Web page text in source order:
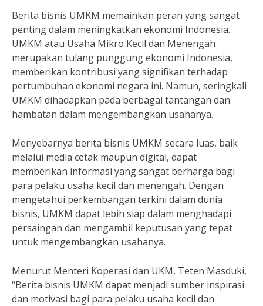
Berita bisnis UMKM memainkan peran yang sangat
penting dalam meningkatkan ekonomi Indonesia.
UMKM atau Usaha Mikro Kecil dan Menengah
merupakan tulang punggung ekonomi Indonesia,
memberikan kontribusi yang signifikan terhadap
pertumbuhan ekonomi negara ini. Namun, seringkali
UMKM dihadapkan pada berbagai tantangan dan
hambatan dalam mengembangkan usahanya.
Menyebarnya berita bisnis UMKM secara luas, baik
melalui media cetak maupun digital, dapat
memberikan informasi yang sangat berharga bagi
para pelaku usaha kecil dan menengah. Dengan
mengetahui perkembangan terkini dalam dunia
bisnis, UMKM dapat lebih siap dalam menghadapi
persaingan dan mengambil keputusan yang tepat
untuk mengembangkan usahanya.
Menurut Menteri Koperasi dan UKM, Teten Masduki,
“Berita bisnis UMKM dapat menjadi sumber inspirasi
dan motivasi bagi para pelaku usaha kecil dan